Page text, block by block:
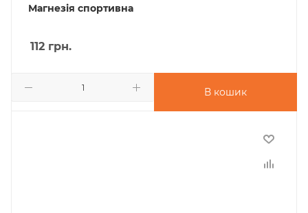
Магнезія спортивна
112 грн.
В кошик